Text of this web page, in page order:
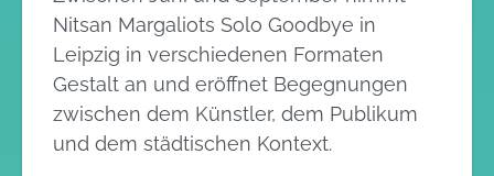
Nitsan Margaliots Solo Goodbye in
Leipzig in verschiedenen Formaten
Gestalt an und eröffnet Begegnungen
zwischen dem Künstler, dem Publikum
und dem städtischen Kontext.